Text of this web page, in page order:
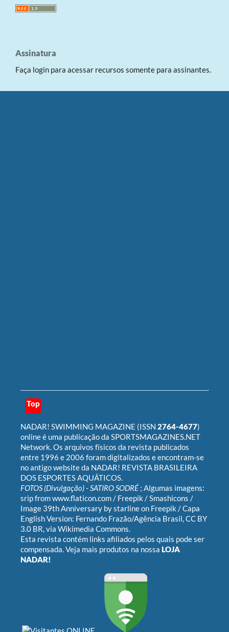
Assinatura
Faça login para acessar recursos somente para assinantes.
Top
NADAR! SWIMMING MAGAZINE (ISSN 2764-4677)
online é uma publicação da SPORTSMAGAZINES.NET
Network. Os arquivos físicos da revista publicados
entre 1996 e 2006 foram digitalizados e encontram-se
no antigo website da NADAR! REVISTA BRASILEIRA
DOS ESPORTES AQUÁTICOS.
FOTOS (Divulgação) -SATIRO SODRÉ ; Algumas imagens:
sripfromwww.flaticon.com/ Freepik /Smashicons /
Image 39th Anniversary by starline on Freepik / Capa
English Version: Fernando Frazão/Agência Brasil,CC BY
3.0 BR, via Wikimedia Commons.
Esta revista contém links afiliados pelos quais pode ser
compensada. Veja mais produtos na nossa LOJA
NADAR!